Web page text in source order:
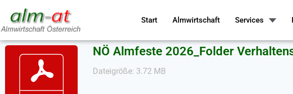
Start Almwirtschaft Services
NÖ Almfeste 2026_Folder
Dateigröße: 3.72 MB